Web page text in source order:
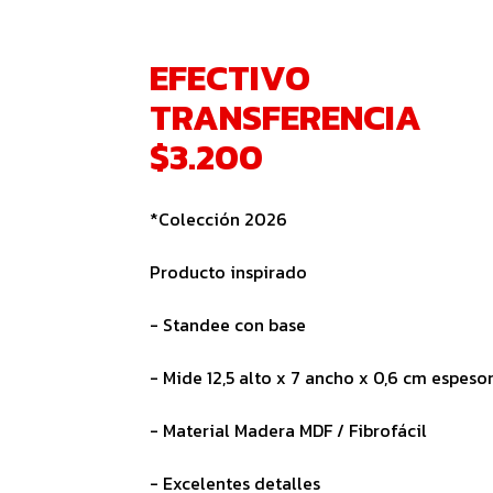
EFECTIVO
TRANSFERENCIA
$3.200
*Colección 2026
Producto inspirado
- Standee con base
- Mide 12,5 alto x 7 ancho x 0,6 cm espesor
- Material Madera MDF / Fibrofácil
- Excelentes detalles